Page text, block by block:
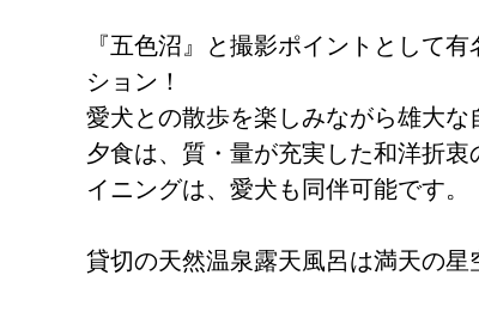
『五色沼』と撮影ポイントとして
ション！
愛犬との散歩を楽しみながら雄大な
夕食は、質・量が充実した和洋折
イニングは、愛犬も同伴可能です。
貸切の天然温泉露天風呂は満天の星